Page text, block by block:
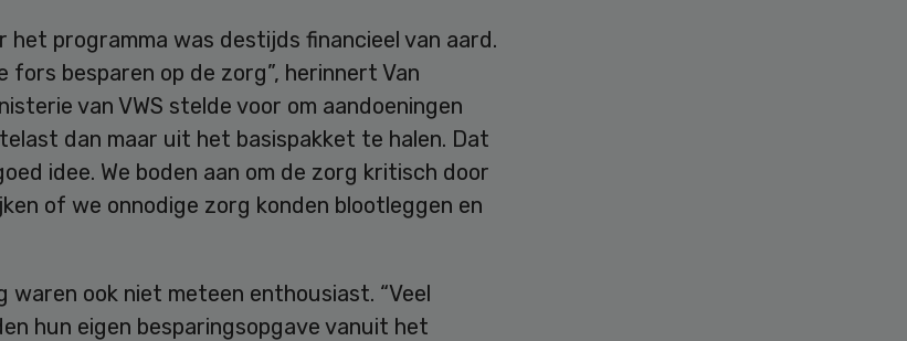
het programma was destijds financieel van aard.
fors besparen op de zorg”, herinnert Van
van VWS stelde voor om aandoeningen
dan maar uit het basispakket te halen. Dat
idee. We boden aan om de zorg kritisch door
of we onnodige zorg konden blootleggen en
waren ook niet meteen enthousiast. “Veel
hun eigen besparingsopgave vanuit het